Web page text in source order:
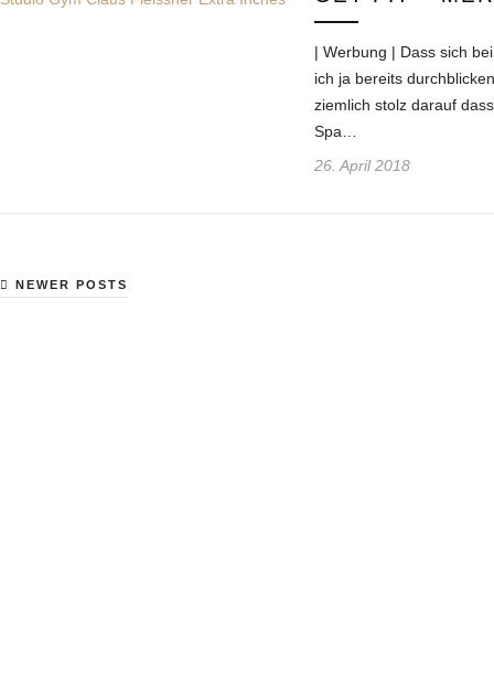
| Werbung | Dass sich
ich ja bereits
ziemlich stolz darauf
Spa…
26. April 2018
NEWER POSTS